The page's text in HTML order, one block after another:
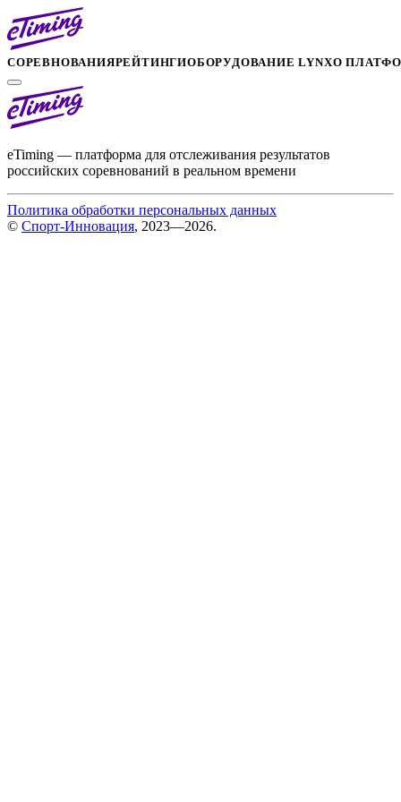
СОРЕВНОВАНИЯРЕЙТИНГИОБОРУДОВАНИЕ LYNXО
eTiming — платформа для отслеживания результатов
российских соревнований в реальном времени
Политика обработки персональных данных
© Спорт-Инновация, 2023—2026.